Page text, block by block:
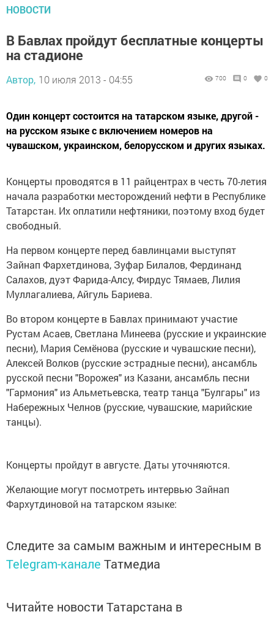
НОВОСТИ
В Бавлах пройдут бесплатные концерты
на стадионе
Автор, 10 июля 2013 - 04:55 700 0 0
Один концерт состоится на татарском языке, другой -
на русском языке с включением номеров на
чувашском, украинском, белорусском и других языках.
Концерты проводятся в 11 райцентрах в честь 70-летия
начала разработки месторождений нефти в Республике
Татарстан. Их оплатили нефтяники, поэтому вход будет
свободный.
На первом концерте перед бавлинцами выступят
Зайнап Фархетдинова, Зуфар Билалов, Фердинанд
Салахов, дуэт Фарида-Алсу, Фирдус Тямаев, Лилия
Муллагалиева, Айгуль Бариева.
Во втором концерте в Бавлах принимают участие
Рустам Асаев, Светлана Минеева (русские и украинские
песни), Мария Семёнова (русские и чувашские песни),
Алексей Волков (русские эстрадные песни), ансамбль
русской песни "Ворожея" из Казани, ансамбль песни
"Гармония" из Альметьевска, театр танца "Булгары" из
Набережных Челнов (русские, чувашские, марийские
танцы).
Концерты пройдут в августе. Даты уточняются.
Желающие могут посмотреть интервью Зайнап
Фархутдиновой на татарском языке:
Следите за самым важным и интересным в
Telegram-канале Татмедиа
Читайте новости Татарстана в